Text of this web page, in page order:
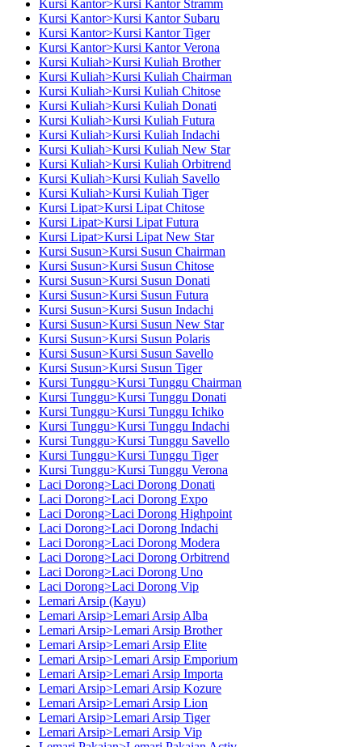
Kursi Kantor>Kursi Kantor Stramm
Kursi Kantor>Kursi Kantor Subaru
Kursi Kantor>Kursi Kantor Tiger
Kursi Kantor>Kursi Kantor Verona
Kursi Kuliah>Kursi Kuliah Brother
Kursi Kuliah>Kursi Kuliah Chairman
Kursi Kuliah>Kursi Kuliah Chitose
Kursi Kuliah>Kursi Kuliah Donati
Kursi Kuliah>Kursi Kuliah Futura
Kursi Kuliah>Kursi Kuliah Indachi
Kursi Kuliah>Kursi Kuliah New Star
Kursi Kuliah>Kursi Kuliah Orbitrend
Kursi Kuliah>Kursi Kuliah Savello
Kursi Kuliah>Kursi Kuliah Tiger
Kursi Lipat>Kursi Lipat Chitose
Kursi Lipat>Kursi Lipat Futura
Kursi Lipat>Kursi Lipat New Star
Kursi Susun>Kursi Susun Chairman
Kursi Susun>Kursi Susun Chitose
Kursi Susun>Kursi Susun Donati
Kursi Susun>Kursi Susun Futura
Kursi Susun>Kursi Susun Indachi
Kursi Susun>Kursi Susun New Star
Kursi Susun>Kursi Susun Polaris
Kursi Susun>Kursi Susun Savello
Kursi Susun>Kursi Susun Tiger
Kursi Tunggu>Kursi Tunggu Chairman
Kursi Tunggu>Kursi Tunggu Donati
Kursi Tunggu>Kursi Tunggu Ichiko
Kursi Tunggu>Kursi Tunggu Indachi
Kursi Tunggu>Kursi Tunggu Savello
Kursi Tunggu>Kursi Tunggu Tiger
Kursi Tunggu>Kursi Tunggu Verona
Laci Dorong>Laci Dorong Donati
Laci Dorong>Laci Dorong Expo
Laci Dorong>Laci Dorong Highpoint
Laci Dorong>Laci Dorong Indachi
Laci Dorong>Laci Dorong Modera
Laci Dorong>Laci Dorong Orbitrend
Laci Dorong>Laci Dorong Uno
Laci Dorong>Laci Dorong Vip
Lemari Arsip (Kayu)
Lemari Arsip>Lemari Arsip Alba
Lemari Arsip>Lemari Arsip Brother
Lemari Arsip>Lemari Arsip Elite
Lemari Arsip>Lemari Arsip Emporium
Lemari Arsip>Lemari Arsip Importa
Lemari Arsip>Lemari Arsip Kozure
Lemari Arsip>Lemari Arsip Lion
Lemari Arsip>Lemari Arsip Tiger
Lemari Arsip>Lemari Arsip Vip